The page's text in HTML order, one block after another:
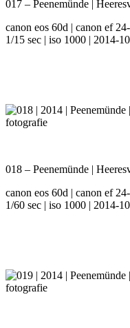
017 – Peenemünde |
canon eos 60d | canon ef
1/15 sec | iso 1000 | 2014-
018 – Peenemünde |
canon eos 60d | canon ef
1/60 sec | iso 1000 | 2014-